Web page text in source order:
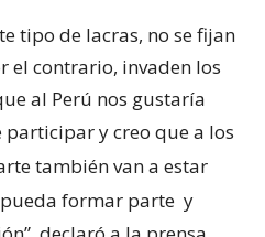
tipo de lacras, no se fijan
el contrario, invaden los
al Perú nos gustaría
participar y creo que a los
también van a estar
formar parte y